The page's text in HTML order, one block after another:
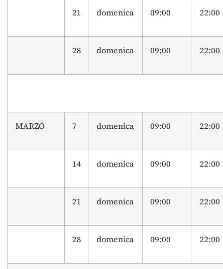
21 domenica 09:00 22:00
28 domenica 09:00 22:00
MARZO 7 domenica 09:00 22:00
14 domenica 09:00 22:00
21 domenica 09:00 22:00
28 domenica 09:00 22:00